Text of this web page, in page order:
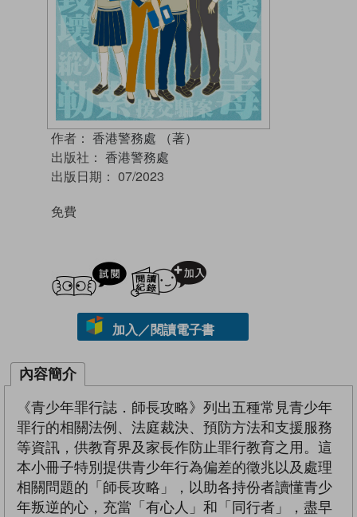
作者： 香港警務處 （著）
出版社： 香港警務處
出版日期： 07/2023
免費
試閲
加入／閱讀電子書
內容簡介
《青少年罪行誌．師長攻略》列出五種常見青少年
罪行的相關法例、法庭裁決、預防方法和支援服務
等資訊，供教育界及家長作防止罪行教育之用。這
本小冊子特別提供青少年行為偏差的徵兆以及處理
相關問題的「師長攻略」，以助各持份者讀懂青少
年叛逆的心，充當「有心人」和「同行者」，盡早